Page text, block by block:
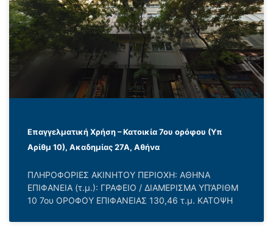
Επαγγελματική Χρήση – Κατοικία 7ου ορόφου (Υπ
Αρίθμ 10), Ακαδημίας 27Α, Αθήνα
ΠΛΗΡΟΦΟΡΙΕΣ ΑΚΙΝΗΤΟΥ ΠΕΡΙΟΧΗ: ΑΘΗΝΑ
ΕΠΙΦΑΝΕΙΑ (τ.μ.): ΓΡΑΦΕΙΟ / ΔΙΑΜΕΡΙΣΜΑ ΥΠ’ΑΡΙΘΜ
10 7ου ΟΡΟΦΟΥ ΕΠΙΦΑΝΕΙΑΣ 130,46 τ.μ. ΚΑΤΟΨΗ